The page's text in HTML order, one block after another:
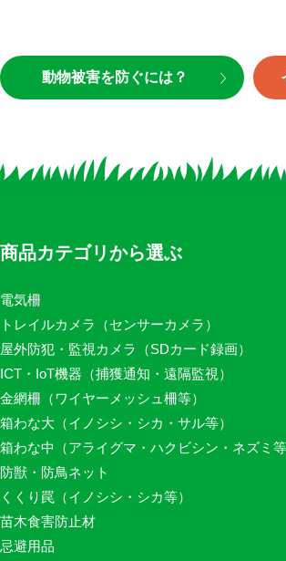
動物被害を防ぐには？
商品カテゴリから選ぶ
電気柵
トレイルカメラ（センサーカメラ）
屋外防犯・監視カメラ（SDカード録画）
ICT・IoT機器（捕獲通知・遠隔監視）
金網柵（ワイヤーメッシュ柵等）
箱わな大（イノシシ・シカ・サル等）
箱わな中（アライグマ・ハクビシン・ネズミ等
防獣・防鳥ネット
くくり罠（イノシシ・シカ等）
苗木食害防止材
忌避用品